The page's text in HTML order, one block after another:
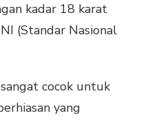
kadar 18 karat
(Standar Nasional
cocok untuk
yang